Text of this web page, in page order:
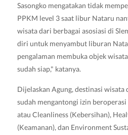
Sasongko mengatakan tidak
PPKM level 3 saat libur Nataru
wisata dari berbagai asosiasi di
diri untuk menyambut liburan
pengalaman membuka objek
sudah siap," katanya.
Dijelaskan Agung, destinasi wisata
sudah mengantongi izin beroperasi
atau Cleanliness (Kebersihan),
(Keamanan), dan Environment